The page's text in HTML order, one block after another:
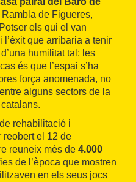
de Figueres,
els qui el van
que arribaria a tenir
humilitat tal: les
és que l’espai s’ha
força anomenada, no
alguns sectors de la
rehabilitació i
reobert el 12 de
reuneix més de 4.000
de l’època que mostren
en els seus jocs